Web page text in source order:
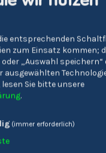
'J. Ph.
entsprechenden
zum Einsatz kommen;
„Auswahl speichern“
ausgewählten
Sie bitte unsere
.
(immer erforderlich)